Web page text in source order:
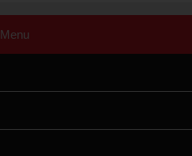
Menu